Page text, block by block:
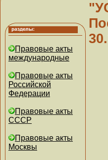
Правовые акты
международные
Правовые акты
Российской
Федерации
Правовые акты
СССР
Правовые акты
Москвы